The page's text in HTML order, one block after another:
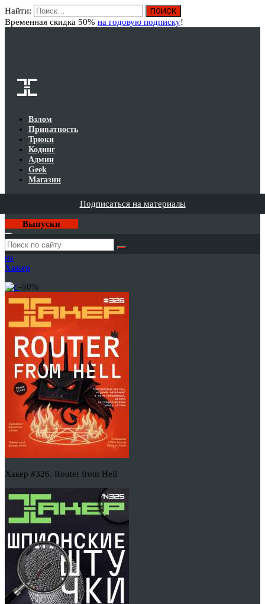
Найти:
Временная скидка 50% на годовую подписку!
Взлом
Приватность
Трюки
Кодинг
Админ
Geek
Магазин
Подписаться на материалы
Выпуски
Годовая
подписка
на
Хакер
-50%
Хакер #326. Router from Hell